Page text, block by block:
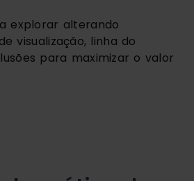
explorar alterando
visualização, linha do
para maximizar o valor